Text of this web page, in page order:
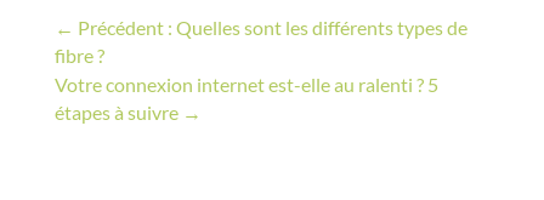
← Précédent : Quelles sont les différents types de
fibre ?
Votre connexion internet est-elle au ralenti ? 5
étapes à suivre→